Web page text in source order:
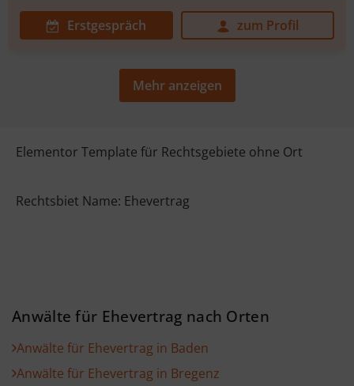
Erstgespräch zum Profil
Mehr anzeigen
Elementor Template für Rechtsgebiete ohne Ort
Rechtsbiet Name: Ehevertrag
Anwälte für Ehevertrag nach Orten
Anwälte für Ehevertrag in Baden
Anwälte für Ehevertrag in Bregenz